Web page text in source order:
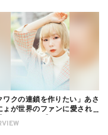
ワクの連鎖を作りたい」あさ
ょが世界のファンに愛される